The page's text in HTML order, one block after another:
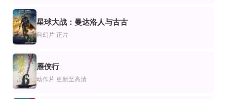
混血家庭
保罗·索维诺,卡罗琳·赫尼塞,Mojean,Aria
搞定女神的N种魔法
谭金玉,秦楚明,蹦蹦,刘前程,唐秦
基欧玛
FrancoNero,WoodyStrode,WilliamBerger
5
星球大战：曼达洛人与古古
科幻片 正片
6
雁侠行
动作片 更新至高清